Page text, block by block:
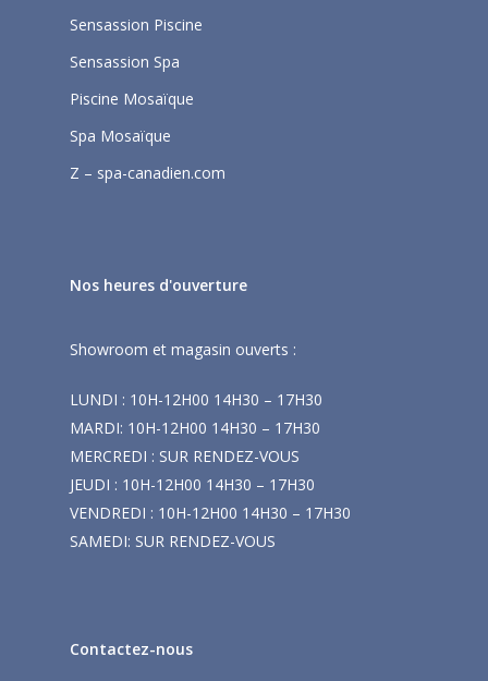
Sensassion Piscine
Sensassion Spa
Piscine Mosaïque
Spa Mosaïque
Z – spa-canadien.com
Nos heures d'ouverture
Showroom et magasin ouverts :
LUNDI : 10H-12H00 14H30 – 17H30
MARDI: 10H-12H00 14H30 – 17H30
MERCREDI : SUR RENDEZ-VOUS
JEUDI : 10H-12H00 14H30 – 17H30
VENDREDI : 10H-12H00 14H30 – 17H30
SAMEDI: SUR RENDEZ-VOUS
Contactez-nous